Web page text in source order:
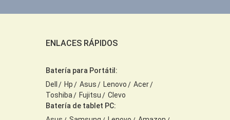
ENLACES RÁPIDOS
Batería para Portátil:
Dell
Hp Asus Lenovo
Acer
Toshiba
Fujitsu
Clevo
Batería de tablet PC: